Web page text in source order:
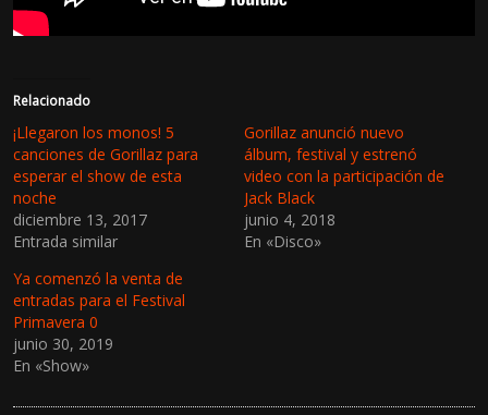
Relacionado
¡Llegaron los monos! 5
canciones de Gorillaz para
esperar el show de esta
noche
diciembre 13, 2017
Entrada similar
Gorillaz anunció nuevo
álbum, festival y estrenó
video con la participación de
Jack Black
junio 4, 2018
En «Disco»
Ya comenzó la venta de
entradas para el Festival
Primavera 0
junio 30, 2019
En «Show»